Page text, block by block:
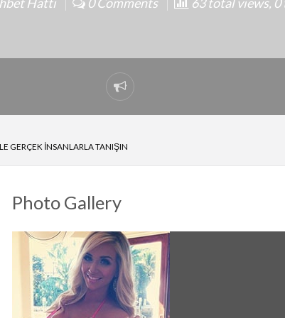
Report
problem
GERÇEK İNSANLARLA TANIŞIN
Photo Gallery